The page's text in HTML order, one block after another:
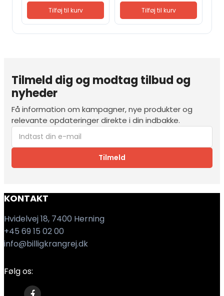
Tilføj til kurv Tilføj til kurv
Tilmeld dig og modtag tilbud og
nyheder
Få information om kampagner, nye produkter og
relevante opdateringer direkte i din indbakke.
Tilmeld
KONTAKT
Hvidelvej 18, 7400 Herning
+45 69 15 02 00
info@billigkrangrej.dk
Følg os: